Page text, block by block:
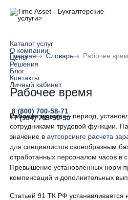
Главная Словарь Рабочее
Рабочее время
Рабочее время— период,
сотрудниками трудовой функции.
значение в аутсорсинге расчета
для специалистов своеобразным
отработанных персоналом часов в
Превышение установленных норм
компенсаций и дополнительных
Статьей 91 ТК РФ устанавливается
Каталог услуг
О компании
Цены
Решения
Блог
Контакты
Личный кабинет
8 (800) 700-58-71
+7 (964) 765-50-50